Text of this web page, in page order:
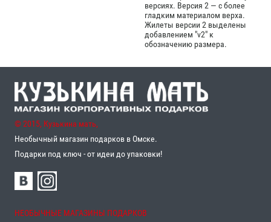
версиях. Версия 2 — с более
гладким материалом верха.
Жилеты версии 2 выделены
добавлением "v2" к
обозначению размера.
© 2015, Кузькина мать,
Необычный магазин подарков в Омске.
Подарки под ключ - от идеи до упаковки!
НЕОБЫЧНЫЕ МАГАЗИНЫ ПОДАРКОВ